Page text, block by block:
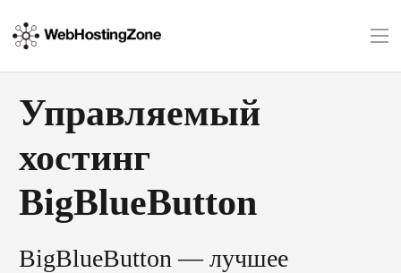
Управляемый
хостинг
BigBlueButton
BigBlueButton — лучшее